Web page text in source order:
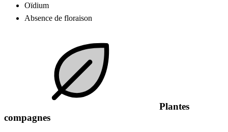
Oïdium
Absence de floraison
Plantes
compagnes